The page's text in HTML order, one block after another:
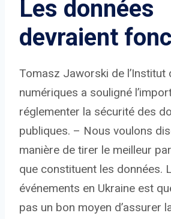
Les données
devraient
Tomasz Jaworski de l’Institut
numériques a souligné
réglementer la sécurité des
publiques. – Nous voulons
manière de tirer le meilleur
que constituent les données.
événements en Ukraine est
pas un bon moyen d’assurer